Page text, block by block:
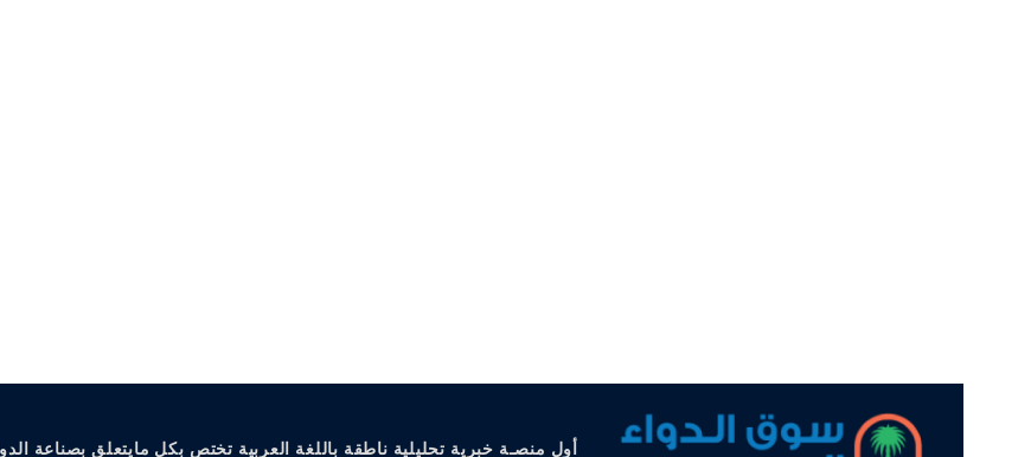
أول منصـة خبرية تحليلية ناطقة باللغة العربية تختص بكل مايتعلق بصناعة